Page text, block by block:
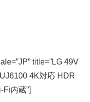
title=”LG 49V
4K対応 HDR
内蔵”]